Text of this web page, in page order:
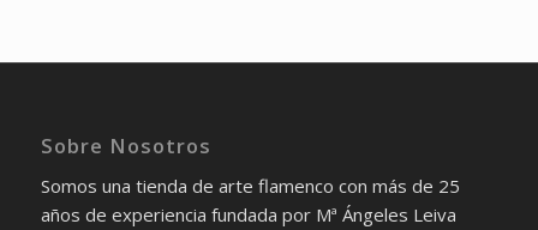
Sobre Nosotros
Somos una tienda de arte flamenco con más de 25
años de experiencia fundada por Mª Ángeles Leiva